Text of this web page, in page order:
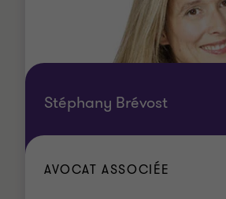
Stéphany Brévost
AVOCAT ASSOCIÉE